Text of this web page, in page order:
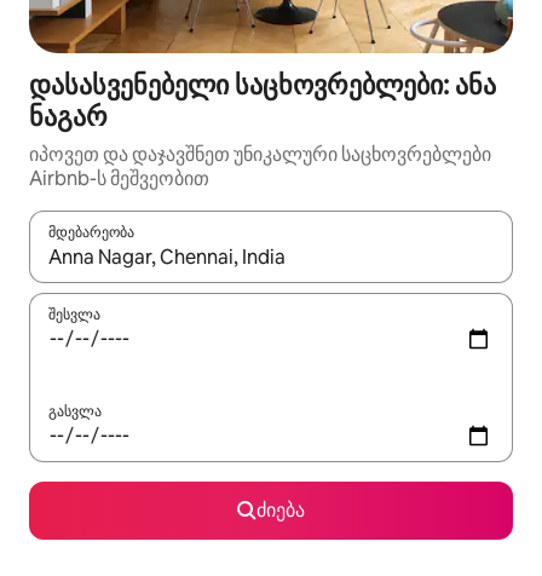
დასასვენებელი საცხოვრებლები: ანა
ნაგარ
იპოვეთ და დაჯავშნეთ უნიკალური საცხოვრებლები
Airbnb-ს მეშვეობით
მდებარეობა
როცა შედეგები ხელმისაწვდომი გახდება, ნავიგაციისთვის
შესვლა
გასვლა
ძიება